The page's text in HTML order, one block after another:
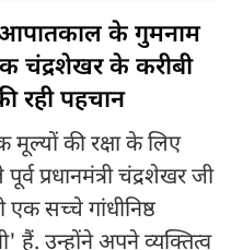
आपातकाल के गुमनाम
चंद्रशेखर के करीबी
रही पहचान
मूल्यों की रक्षा के लिए
प्रधानमंत्री चंद्रशेखर जी
सच्चे गांधीनिष्ठ
हैं. उन्होंने अपने व्यक्तित्व